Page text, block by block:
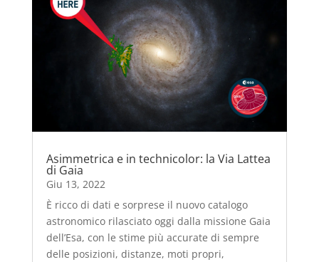
Asimmetrica e in technicolor: la Via Lattea
di Gaia
Giu 13, 2022
È ricco di dati e sorprese il nuovo catalogo
astronomico rilasciato oggi dalla missione Gaia
dell’Esa, con le stime più accurate di sempre
delle posizioni, distanze, moti propri,